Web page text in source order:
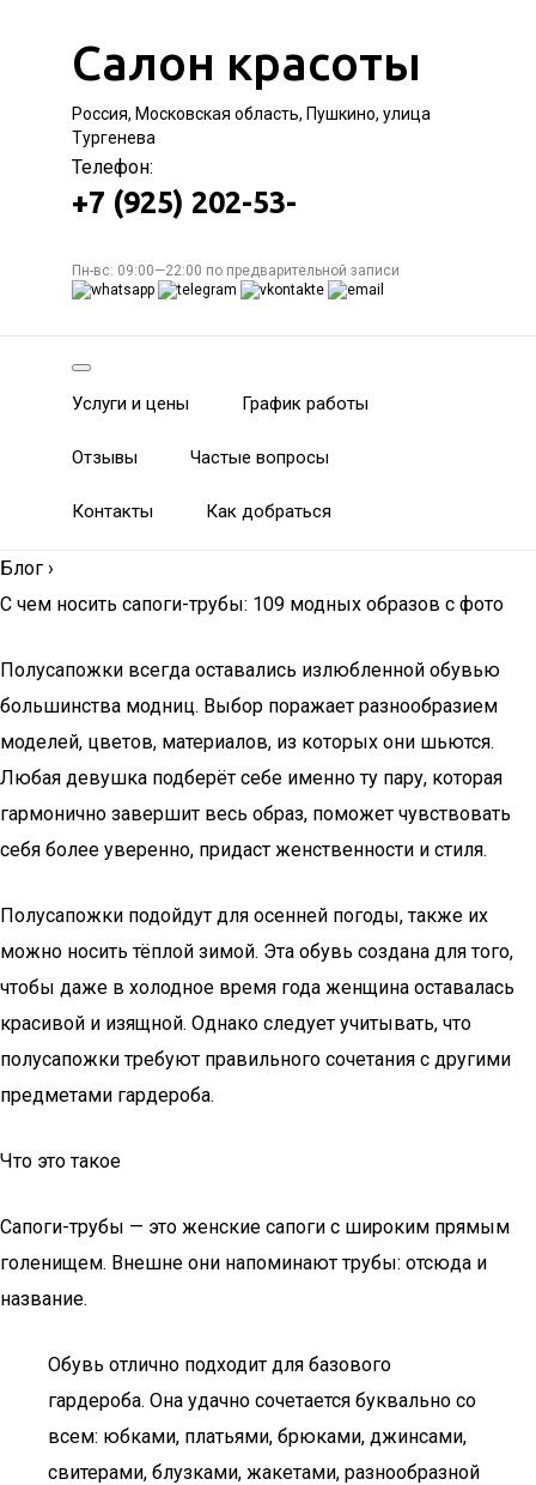
Салон красоты
Россия, Московская область, Пушкино, улица
Тургенева
Телефон:
+7 (925) 202-53-
Пн-вс: 09:00—22:00 по предварительной записи
Услуги и цены График работы
Отзывы Частые вопросы
Контакты Как добраться
Блог ›
С чем носить сапоги-трубы: 109 модных образов с фото
Полусапожки всегда оставались излюбленной обувью
большинства модниц. Выбор поражает разнообразием
моделей, цветов, материалов, из которых они шьются.
Любая девушка подберёт себе именно ту пару, которая
гармонично завершит весь образ, поможет чувствовать
себя более уверенно, придаст женственности и стиля.
Полусапожки подойдут для осенней погоды, также их
можно носить тёплой зимой. Эта обувь создана для того,
чтобы даже в холодное время года женщина оставалась
красивой и изящной. Однако следует учитывать, что
полусапожки требуют правильного сочетания с другими
предметами гардероба.
Что это такое
Сапоги-трубы — это женские сапоги с широким прямым
голенищем. Внешне они напоминают трубы: отсюда и
название.
Обувь отлично подходит для базового
гардероба. Она удачно сочетается буквально со
всем: юбками, платьями, брюками, джинсами,
свитерами, блузками, жакетами, разнообразной